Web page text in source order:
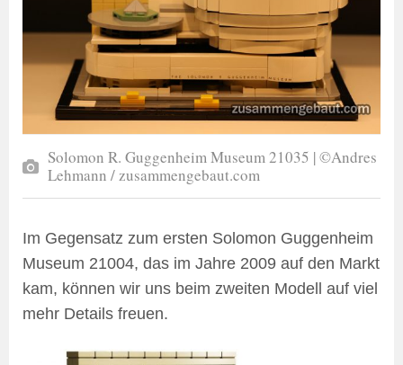
Solomon R. Guggenheim Museum 21035 | ©Andres
Lehmann / zusammengebaut.com
Im Gegensatz zum ersten Solomon Guggenheim
Museum 21004, das im Jahre 2009 auf den Markt
kam, können wir uns beim zweiten Modell auf viel
mehr Details freuen.